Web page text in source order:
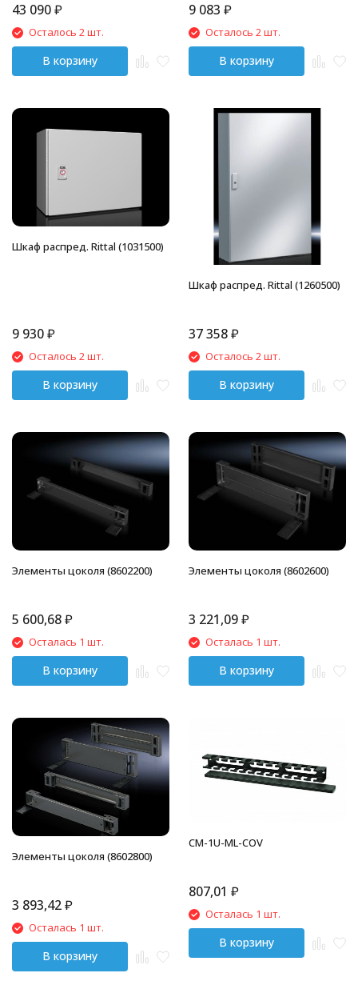
43 090₽
Осталось 2 шт.
В корзину
9 083 ₽
Осталось 2 шт.
В корзину
Шкаф распред. Rittal (1031500)
9 930₽
Осталось 2 шт.
В корзину
Шкаф распред. Rittal (1260500)
37 358₽
Осталось 2 шт.
В корзину
Элементы цоколя (8602200)
5 600,68₽
Осталась 1 шт.
В корзину
Элементы цоколя (8602600)
3 221,09₽
Осталась 1 шт.
В корзину
Элементы цоколя (8602800)
3 893,42₽
Осталась 1 шт.
В корзину
CM-1U-ML-COV
807,01 ₽
Осталась 1 шт.
В корзину